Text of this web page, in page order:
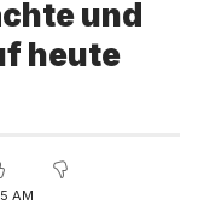
und
heute
AM